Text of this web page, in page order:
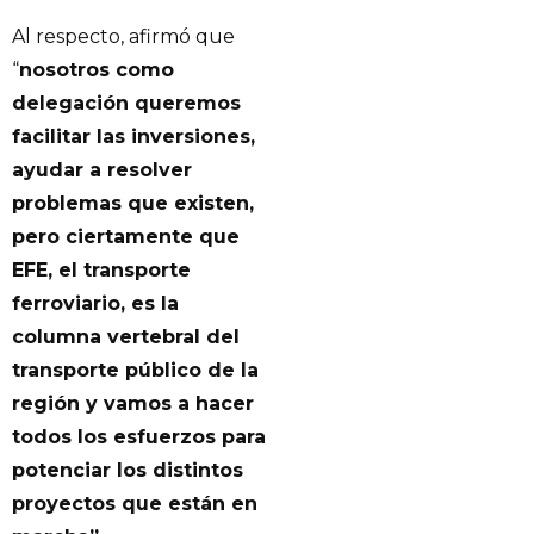
Al respecto, afirmó que
“nosotros como
delegación queremos
facilitar las inversiones,
ayudar a resolver
problemas que existen,
pero ciertamente que
EFE, el transporte
ferroviario, es la
columna vertebral del
transporte público de la
región y vamos a hacer
todos los esfuerzos para
potenciar los distintos
proyectos que están en